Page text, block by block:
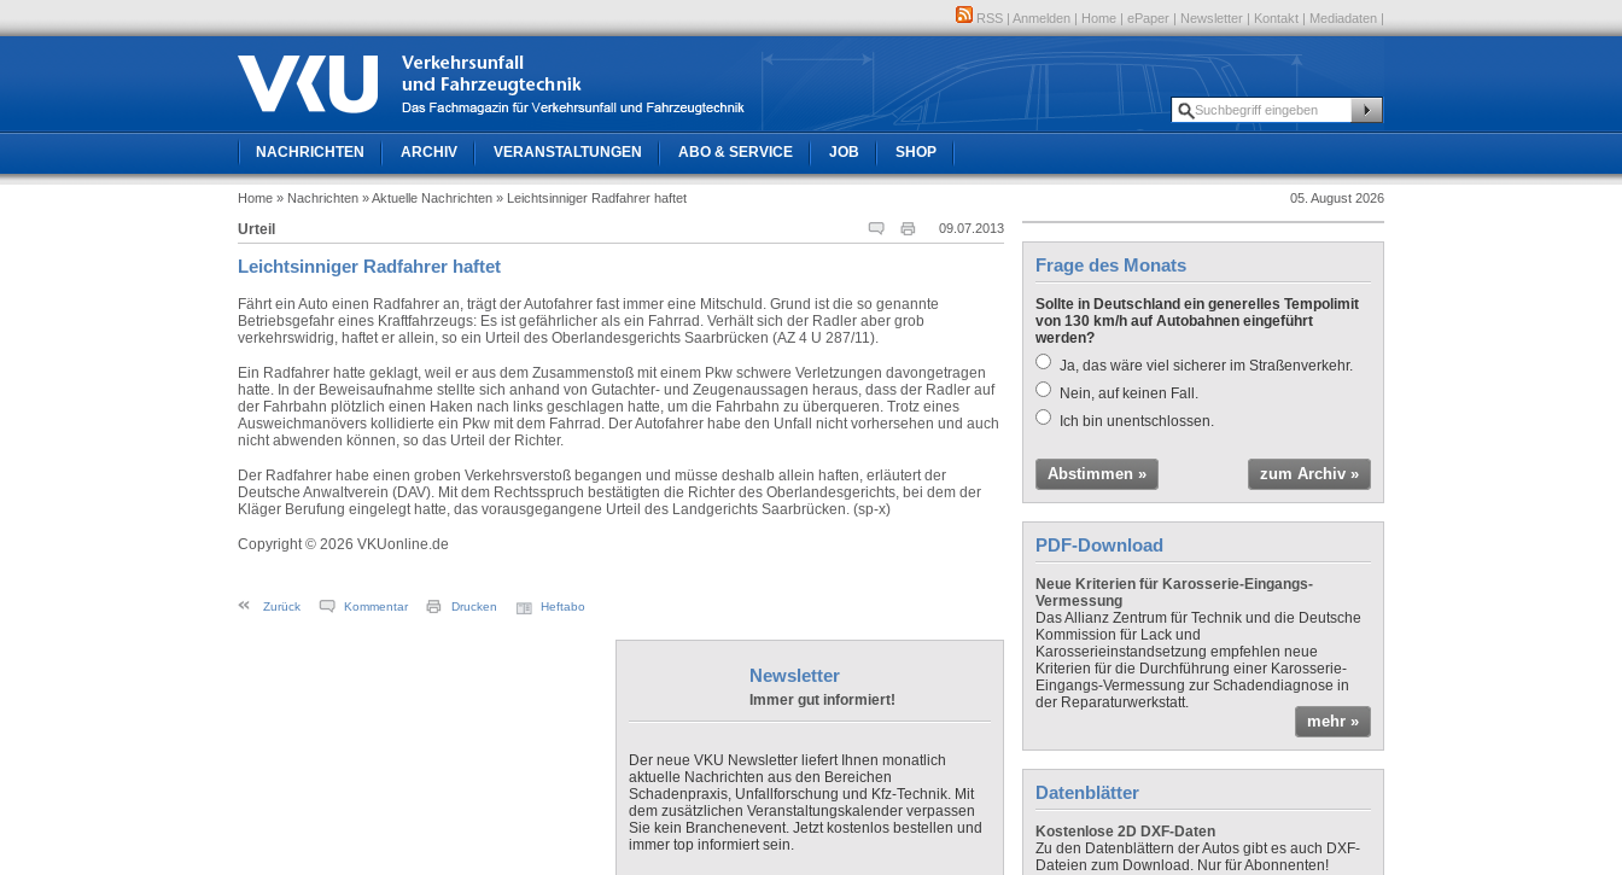
RSS | Anmelden | Home | ePaper | Newsletter | Kontakt | Mediadaten |
NACHRICHTEN ARCHIV VERANSTALTUNGEN ABO & SERVICE JOB SHOP
Home » Nachrichten » Aktuelle Nachrichten » Leichtsinniger Radfahrer haftet 05. August 2026
09.07.2013
Urteil
Leichtsinniger Radfahrer haftet
Fährt ein Auto einen Radfahrer an, trägt der Autofahrer fast immer eine Mitschuld. Grund ist die so genannte
Betriebsgefahr eines Kraftfahrzeugs: Es ist gefährlicher als ein Fahrrad. Verhält sich der Radler aber grob
verkehrswidrig, haftet er allein, so ein Urteil des Oberlandesgerichts Saarbrücken (AZ 4 U 287/11).
Ein Radfahrer hatte geklagt, weil er aus dem Zusammenstoß mit einem Pkw schwere Verletzungen davongetragen
hatte. In der Beweisaufnahme stellte sich anhand von Gutachter- und Zeugenaussagen heraus, dass der Radler auf
der Fahrbahn plötzlich einen Haken nach links geschlagen hatte, um die Fahrbahn zu überqueren. Trotz eines
Ausweichmanövers kollidierte ein Pkw mit dem Fahrrad. Der Autofahrer habe den Unfall nicht vorhersehen und auch
nicht abwenden können, so das Urteil der Richter.
Der Radfahrer habe einen groben Verkehrsverstoß begangen und müsse deshalb allein haften, erläutert der
Deutsche Anwaltverein (DAV). Mit dem Rechtsspruch bestätigten die Richter des Oberlandesgerichts, bei dem der
Kläger Berufung eingelegt hatte, das vorausgegangene Urteil des Landgerichts Saarbrücken. (sp-x)
Copyright © 2026 VKUonline.de
Zurück Kommentar Drucken Heftabo
Newsletter
Immer gut informiert!
Der neue VKU Newsletter liefert Ihnen monatlich
aktuelle Nachrichten aus den Bereichen
Schadenpraxis, Unfallforschung und Kfz-Technik. Mit
dem zusätzlichen Veranstaltungskalender verpassen
Sie kein Branchenevent. Jetzt kostenlos bestellen und
immer top informiert sein.
Frage des Monats
Sollte in Deutschland ein generelles Tempolimit
von 130 km/h auf Autobahnen eingeführt
werden?
Ja, das wäre viel sicherer im Straßenverkehr.
Nein, auf keinen Fall.
Ich bin unentschlossen.
Abstimmen » zum Archiv »
PDF-Download
Neue Kriterien für Karosserie-Eingangs-
Vermessung
Das Allianz Zentrum für Technik und die Deutsche
Kommission für Lack und
Karosserieinstandsetzung empfehlen neue
Kriterien für die Durchführung einer Karosserie-
Eingangs-Vermessung zur Schadendiagnose in
der Reparaturwerkstatt.
mehr »
Datenblätter
Kostenlose 2D DXF-Daten
Zu den Datenblättern der Autos gibt es auch DXF-
Dateien zum Download. Nur für Abonnenten!